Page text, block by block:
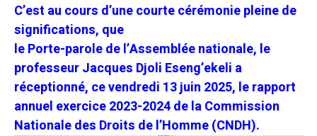
C’est au cours d’une courte cérémonie pleine de
significations, que
le Porte-parole de l’Assemblée nationale, le
professeur Jacques Djoli Eseng’ekeli a
réceptionné, ce vendredi 13 juin 2025, le rapport
annuel exercice 2023-2024 de la Commission
Nationale des Droits de l’Homme (CNDH).